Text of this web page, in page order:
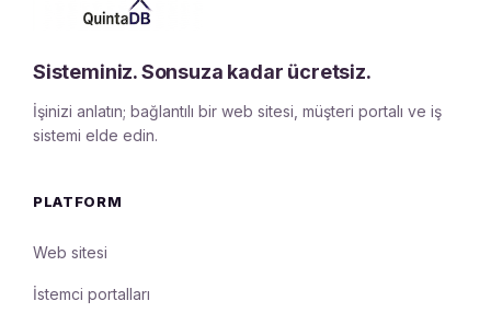
Sisteminiz. Sonsuza kadar ücretsiz.
İşinizi anlatın; bağlantılı bir web sitesi, müşteri portalı ve iş
sistemi elde edin.
PLATFORM
Web sitesi
İstemci portalları